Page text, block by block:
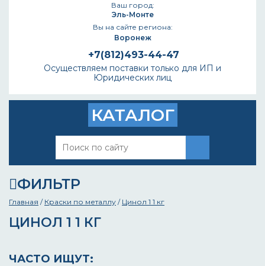
Ваш город:
Эль-Монте
Вы на сайте региона:
Воронеж
+7(812)493-44-47
Осуществляем поставки только для ИП и
Юридических лиц
КАТАЛОГ
ФИЛЬТР
Главная / Краски по металлу / Цинол 1 1 кг
ЦИНОЛ 1 1 КГ
ЧАСТО ИЩУТ: